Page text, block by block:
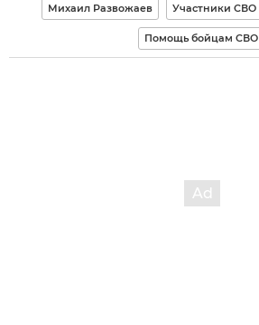
Михаил Развожаев Участники СВО
Помощь бойцам СВО